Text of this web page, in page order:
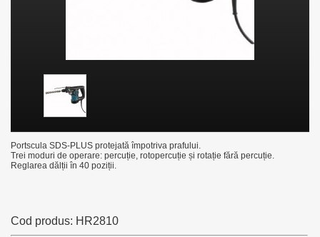
Portscula SDS-PLUS protejată împotriva prafului.
Trei moduri de operare: percuție, rotopercuție și rotație fără percuție.
Reglarea dălții în 40 poziții.
Cod produs: HR2810